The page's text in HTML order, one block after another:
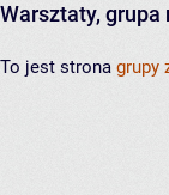
Warsztaty, grupa
To jest strona grupy